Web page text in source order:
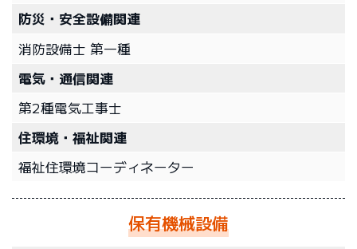
防災・安全設備関連
消防設備士 第一種
電気・通信関連
第2種電気工事士
住環境・福祉関連
福祉住環境コーディネーター
保有機械設備